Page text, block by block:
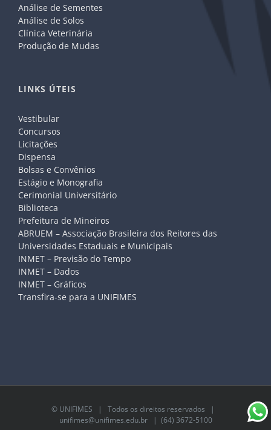
Análise de Sementes
Análise de Solos
Clínica Veterinária
Produção de Mudas
LINKS ÚTEIS
Vestibular
Concursos
Licitações
Dispensa
Bolsas e Convênios
Estágio e Monografia
Cerimonial Universitário
Biblioteca
Prefeitura de Mineiros
ABRUEM – Associação Brasileira dos Reitores das
Universidades Estaduais e Municipais
INMET – Previsão do Tempo
INMET – Dados
INMET – Gráficos
Transfira-se para a UNIFIMES
© UNIFIMES | Todos os direitos reservados |
unifimes@unifimes.edu.br| (64) 3672-5100